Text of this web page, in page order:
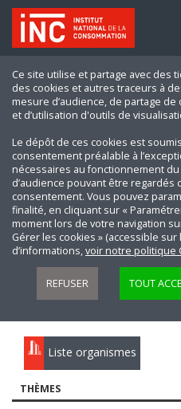
Ce site utilise et partage avec des
des cookies et autres traceurs à
mesure d’audience, de partage
et d’utilisation d'outils de
Le dépôt de ces cookies est
consentement préalable à
nécessaires au fonctionnement
d’audience pouvant être regardés
consentement. Vous pouvez
finalité, en cliquant sur «
moment lors de votre navigation
Gérer les cookies » (accessible
d’informations,voir notre politique
REFUSER TOUT
Liste organismes
THÈMES